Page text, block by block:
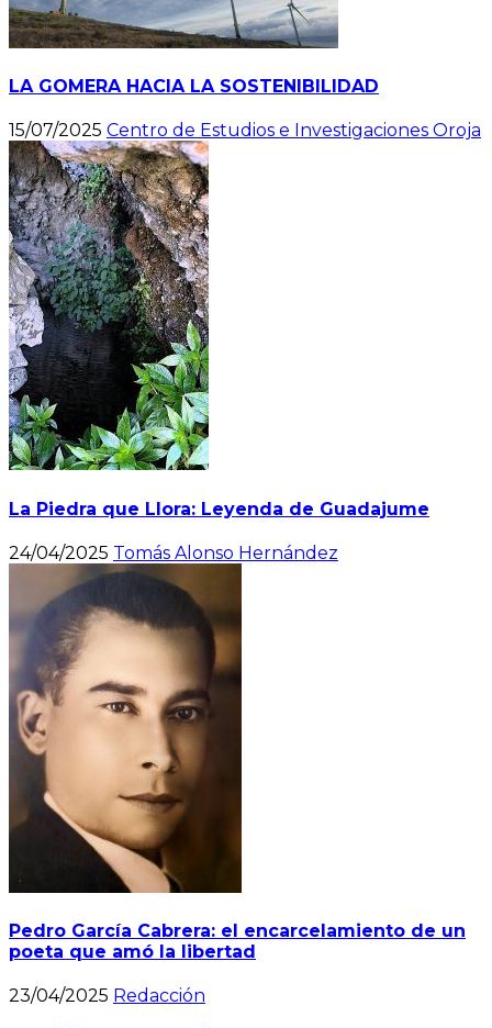
LA GOMERA HACIA LA SOSTENIBILIDAD
15/07/2025 Centro de Estudios e Investigaciones Oroja
La Piedra que Llora: Leyenda de Guadajume
24/04/2025 Tomás Alonso Hernández
Pedro García Cabrera: el encarcelamiento de un
poeta que amó la libertad
23/04/2025 Redacción